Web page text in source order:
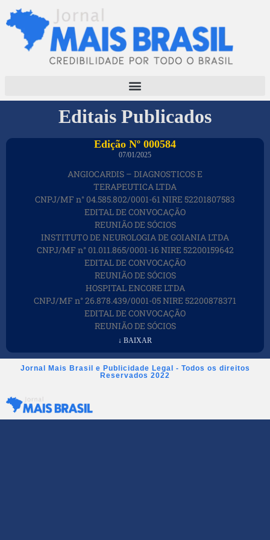
Editais Publicados
Edição Nº 000584
07/01/2025
ANGIOCARDIS – DIAGNOSTICOS E
TERAPEUTICA LTDA
CNPJ/MF n° 04.585.802/0001-61 NIRE 52201807583
EDITAL DE CONVOCAÇÃO
REUNIÃO DE SÓCIOS
INSTITUTO DE NEUROLOGIA DE GOIANIA LTDA
CNPJ/MF n° 01.011.865/0001-16 NIRE 52200159642
EDITAL DE CONVOCAÇÃO
REUNIÃO DE SÓCIOS
HOSPITAL ENCORE LTDA
CNPJ/MF n° 26.878.439/0001-05 NIRE 52200878371
EDITAL DE CONVOCAÇÃO
REUNIÃO DE SÓCIOS
↓ BAIXAR
Jornal Mais Brasil e Publicidade Legal - Todos os direitos
Reservados 2022